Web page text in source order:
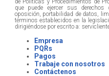
que puede ejercer sus derechos
oposición, portabilidad de datos,
términos establecidos en la
dirigiéndose por escrito a:
Empresa
PQRs
Pagos
Trabaje con nosotros
Contáctenos